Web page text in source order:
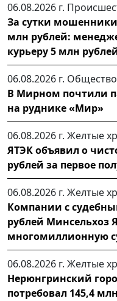
06.08.2026 г.
За сутки
млн рублей:
курьеру 5 млн
06.08.2026 г. Общество
В Мирном почтили
на руднике «Мир»
06.08.2026 г. Желтые
ЯТЭК объявил о
рублей за первое
06.08.2026 г. Желтые
Компании с
рублей Минсельхоз
многомиллионную
06.08.2026 г. Желтые
Нерюнгринский
потребовал 145,4